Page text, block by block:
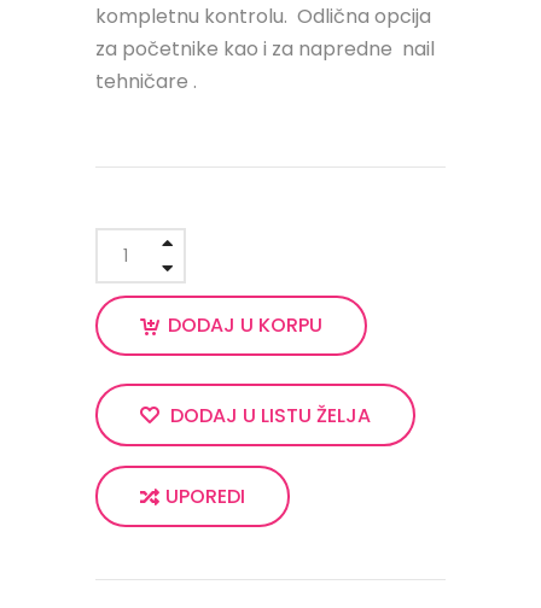
kompletnu kontrolu. Odlična opcija
za početnike kao i za napredne nail
tehničare .
DODAJ U KORPU
DODAJ U LISTU ŽELJA
UPOREDI